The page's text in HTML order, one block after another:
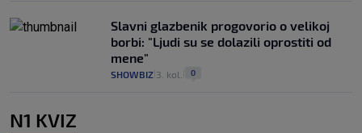
Slavni glazbenik progovorio o velikoj
borbi: "Ljudi su se dolazili oprostiti od
mene"
SHOWBIZ 3. kol. 0
N1 KVIZ